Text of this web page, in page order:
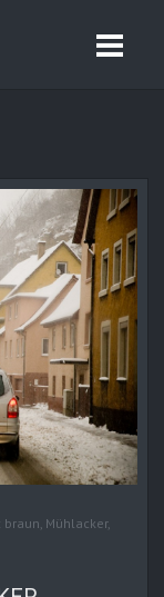
braun, Mühlacker,